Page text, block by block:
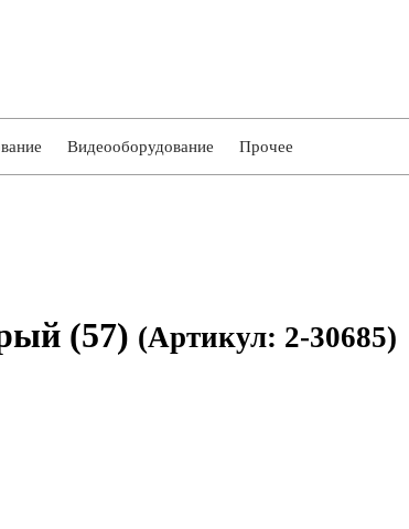
Видеооборудование Прочее
(57) (Артикул: 2-30685)